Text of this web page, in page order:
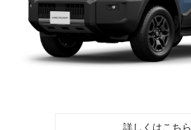
詳しくはこちら